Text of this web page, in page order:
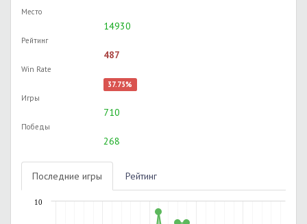
Место
14930
Рейтинг
487
Win Rate
37.75%
Игры
710
Победы
268
Последние игры Рейтинг
10